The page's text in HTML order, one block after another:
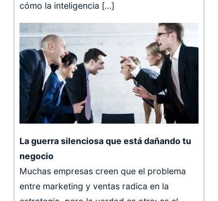
cómo la inteligencia […]
La guerra silenciosa que está dañando tu
negocio
Muchas empresas creen que el problema
entre marketing y ventas radica en la